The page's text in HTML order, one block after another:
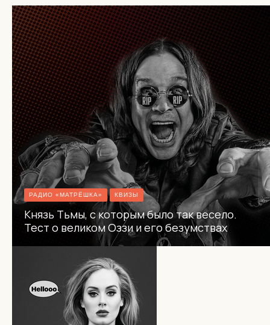
РАДИО «МАТРЁШКА» КВИЗЫ
Князь Тьмы, с которым было так весело.
Тест о великом Оззи и его безумствах